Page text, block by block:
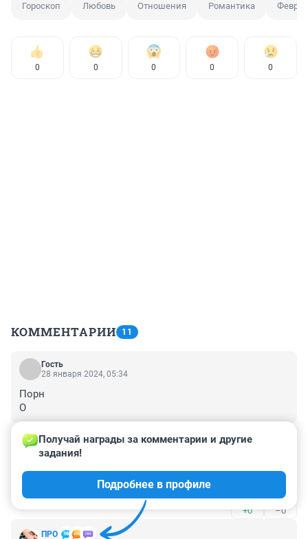
Гороскоп Любовь Отношения Романтика
0 0 0 0 0
КОММЕНТАРИИ 11
Гость
28 января 2024, 05:34
Порн
О
Гость
+0 –0
ПРО
Получай награды за комментарии и другие
задания!
Подробнее в профиле